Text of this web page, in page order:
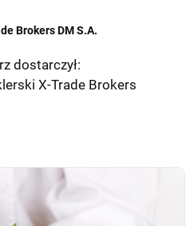
Brokers DM S.A.
dostarczył:
X-Trade Brokers